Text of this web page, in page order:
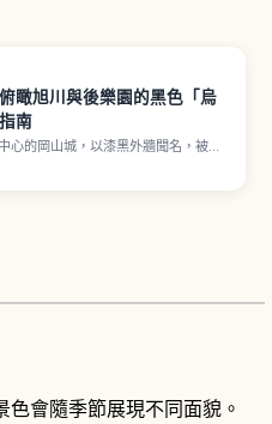
瞰旭川與後樂園的黑色「烏
南
心的岡山城，以漆黑外牆聞名，被稱
自天守閣可遠眺旭川與鄰近的日本三
會隨季節展現不同面貌。